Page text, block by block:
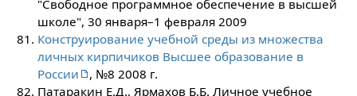
"Свободное программное обеспечение в высшей
школе", 30 января–1 февраля 2009
Конструирование учебной среды из множества
личных кирпичиков Высшее образование в
России
, №8 2008 г.
Патаракин Е.Д., Ярмахов Б.Б. Личное учебное